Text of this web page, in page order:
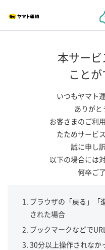
本サー
こと
いつもヤマト
ありがと
お客さまのご利
たためサービ
誠に申し
以下の場合には
何卒ご
ブラウザの「戻る」「
された場合
ブックマークなどで
30分以上操作されなか